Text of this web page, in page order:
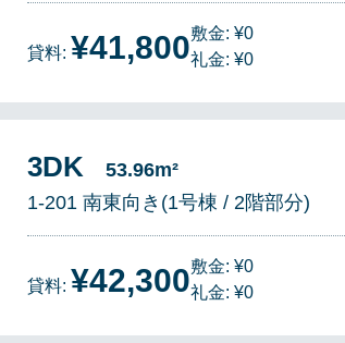
貸料: ¥41,800敷金: ¥0
礼金: ¥0
3DK
53.96m²
1-201 南東向き(1号棟 / 2階部分)
貸料: ¥42,300敷金: ¥0
礼金: ¥0